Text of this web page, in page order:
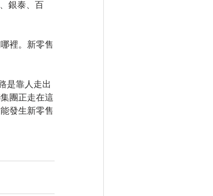
銀泰、百
裡。新零售
是靠人走出
團正走在這
發生新零售